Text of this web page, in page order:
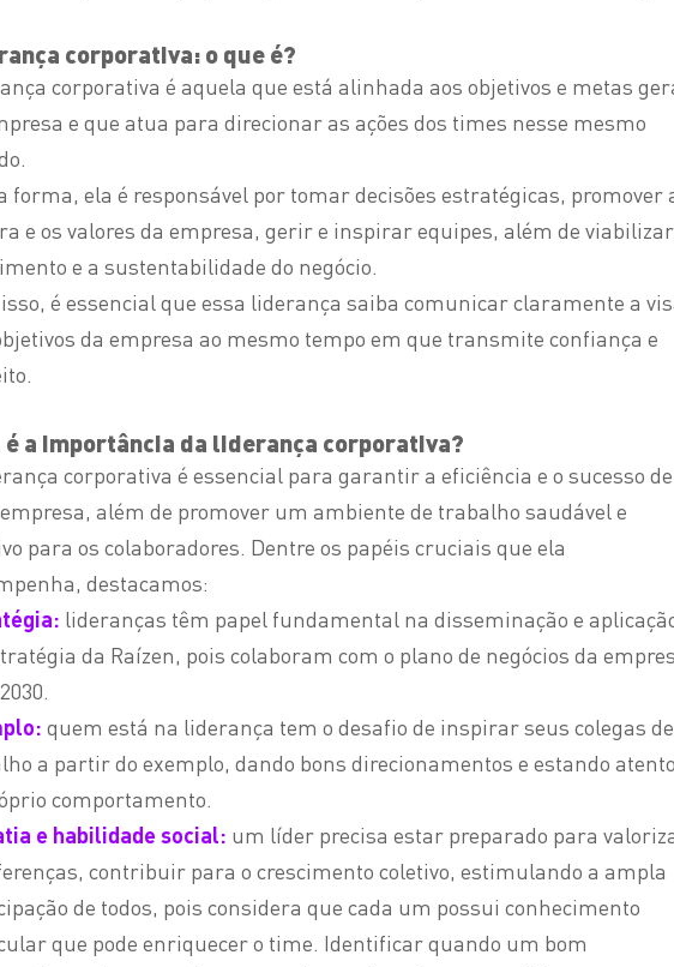
corporativa: o que é?
corporativa é aquela que está alinhada aos objetivos e metas
e que atua para direcionar as ações dos times nesse mesmo
forma, ela é responsável por tomar decisões estratégicas, promover
e os valores da empresa, gerir e inspirar equipes, além de
e a sustentabilidade do negócio.
é essencial que essa liderança saiba comunicar claramente a
da empresa ao mesmo tempo em que transmite confiança e
é a importância da liderança corporativa?
corporativa é essencial para garantir a eficiência e o sucesso de
além de promover um ambiente de trabalho saudável e
para os colaboradores. Dentre os papéis cruciais que ela
destacamos:
lideranças têm papel fundamental na disseminação e
da Raízen, pois colaboram com o plano de negócios da
quem está na liderança tem o desafio de inspirar seus colegas de
a partir do exemplo, dando bons direcionamentos e estando atento
comportamento.
e habilidade social: um líder precisa estar preparado para
contribuir para o crescimento coletivo, estimulando a ampla
de todos, pois considera que cada um possui conhecimento
que pode enriquecer o time. Identificar quando um bom